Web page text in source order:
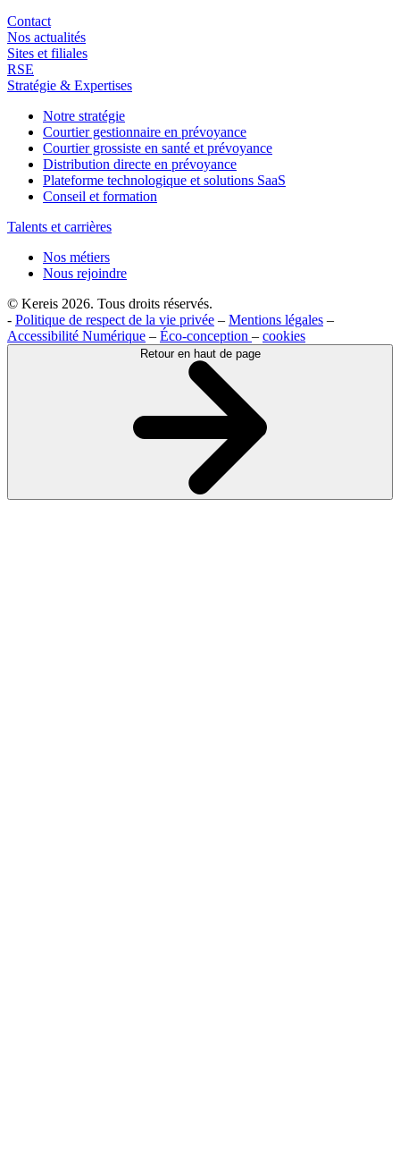
Contact
Nos actualités
Sites et filiales
RSE
Stratégie & Expertises
Notre stratégie
Courtier gestionnaire en prévoyance
Courtier grossiste en santé et prévoyance
Distribution directe en prévoyance
Plateforme technologique et solutions SaaS
Conseil et formation
Talents et carrières
Nos métiers
Nous rejoindre
© Kereis 2026. Tous droits réservés.
- Politique de respect de la vie privée – Mentions légales –
Accessibilité Numérique – Éco-conception – cookies
Retour en haut de page